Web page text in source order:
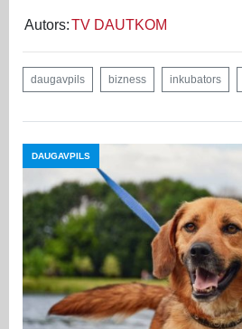
Autors:TV DAUTKOM
daugavpils bizness inkubators
DAUGAVPILS